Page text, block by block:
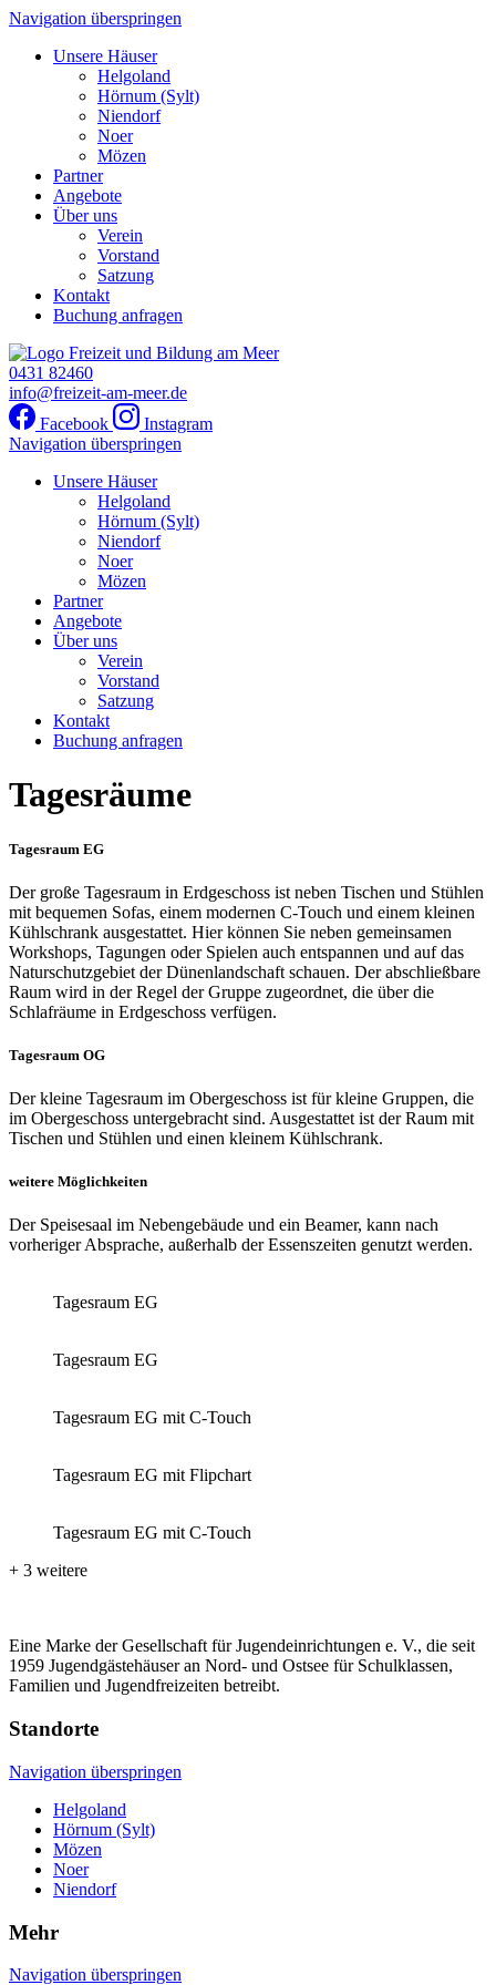
Navigation überspringen
Unsere Häuser
Helgoland
Hörnum (Sylt)
Niendorf
Noer
Mözen
Partner
Angebote
Über uns
Verein
Vorstand
Satzung
Kontakt
Buchung anfragen
0431 82460
info@freizeit-am-meer.de
Facebook
Instagram
Navigation überspringen
Unsere Häuser
Helgoland
Hörnum (Sylt)
Niendorf
Noer
Mözen
Partner
Angebote
Über uns
Verein
Vorstand
Satzung
Kontakt
Buchung anfragen
Tagesräume
Tagesraum EG
Der große Tagesraum in Erdgeschoss ist neben Tischen und Stühlen
mit bequemen Sofas, einem modernen C-Touch und einem kleinen
Kühlschrank ausgestattet. Hier können Sie neben gemeinsamen
Workshops, Tagungen oder Spielen auch entspannen und auf das
Naturschutzgebiet der Dünenlandschaft schauen. Der abschließbare
Raum wird in der Regel der Gruppe zugeordnet, die über die
Schlafräume in Erdgeschoss verfügen.
Tagesraum OG
Der kleine Tagesraum im Obergeschoss ist für kleine Gruppen, die
im Obergeschoss untergebracht sind. Ausgestattet ist der Raum mit
Tischen und Stühlen und einen kleinem Kühlschrank.
weitere Möglichkeiten
Der Speisesaal im Nebengebäude und ein Beamer, kann nach
vorheriger Absprache, außerhalb der Essenszeiten genutzt werden.
Tagesraum EG
Tagesraum EG
Tagesraum EG mit C-Touch
Tagesraum EG mit Flipchart
Tagesraum EG mit C-Touch
+ 3 weitere
Eine Marke der Gesellschaft für Jugendeinrichtungen e. V., die seit
1959 Jugendgästehäuser an Nord- und Ostsee für Schulklassen,
Familien und Jugendfreizeiten betreibt.
Standorte
Navigation überspringen
Helgoland
Hörnum (Sylt)
Mözen
Noer
Niendorf
Mehr
Navigation überspringen